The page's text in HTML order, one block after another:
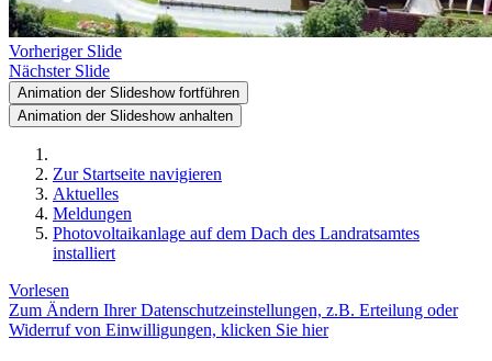
Vorheriger Slide
Nächster Slide
Animation der Slideshow fortführen
Animation der Slideshow anhalten
Zur Startseite navigieren
Aktuelles
Meldungen
Photovoltaikanlage auf dem Dach des Landratsamtes
installiert
Vorlesen
Zum Ändern Ihrer Datenschutzeinstellungen, z.B. Erteilung oder
Widerruf von Einwilligungen, klicken Sie hier